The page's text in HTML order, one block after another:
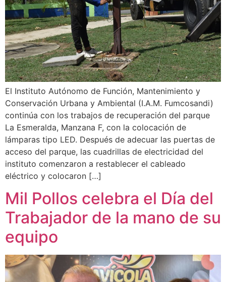
El Instituto Autónomo de Función, Mantenimiento y
Conservación Urbana y Ambiental (I.A.M. Fumcosandi)
continúa con los trabajos de recuperación del parque
La Esmeralda, Manzana F, con la colocación de
lámparas tipo LED. Después de adecuar las puertas de
acceso del parque, las cuadrillas de electricidad del
instituto comenzaron a restablecer el cableado
eléctrico y colocaron […]
Mil Pollos celebra el Día del
Trabajador de la mano de su
equipo